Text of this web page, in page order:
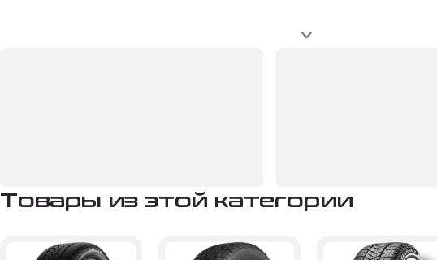
Товары из этой категории